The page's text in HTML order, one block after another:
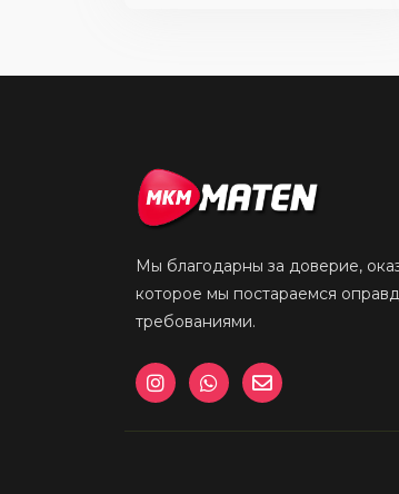
Мы благодарны за доверие,
которое мы постараемся
требованиями.
I
n
t
W
h
t
E
n
e